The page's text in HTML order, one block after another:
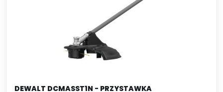
DEWALT DCMASST1N - PRZYSTAWKA